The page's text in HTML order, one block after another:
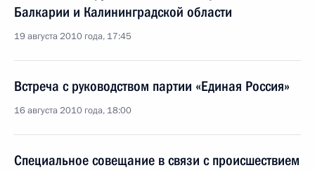
Балкарии и Калининградской области
19 августа 2010 года, 17:45
Встреча с руководством партии «Единая Россия»
16 августа 2010 года, 18:00
Специальное совещание в связи с происшествием